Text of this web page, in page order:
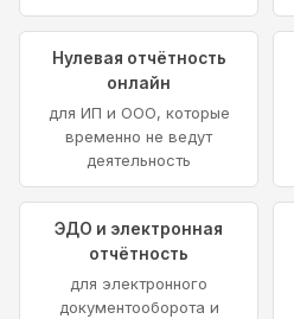
Нулевая отчётность
онлайн
для ИП и ООО, которые
временно не ведут
деятельность
ЭДО и электронная
отчётность
для электронного
документооборота и